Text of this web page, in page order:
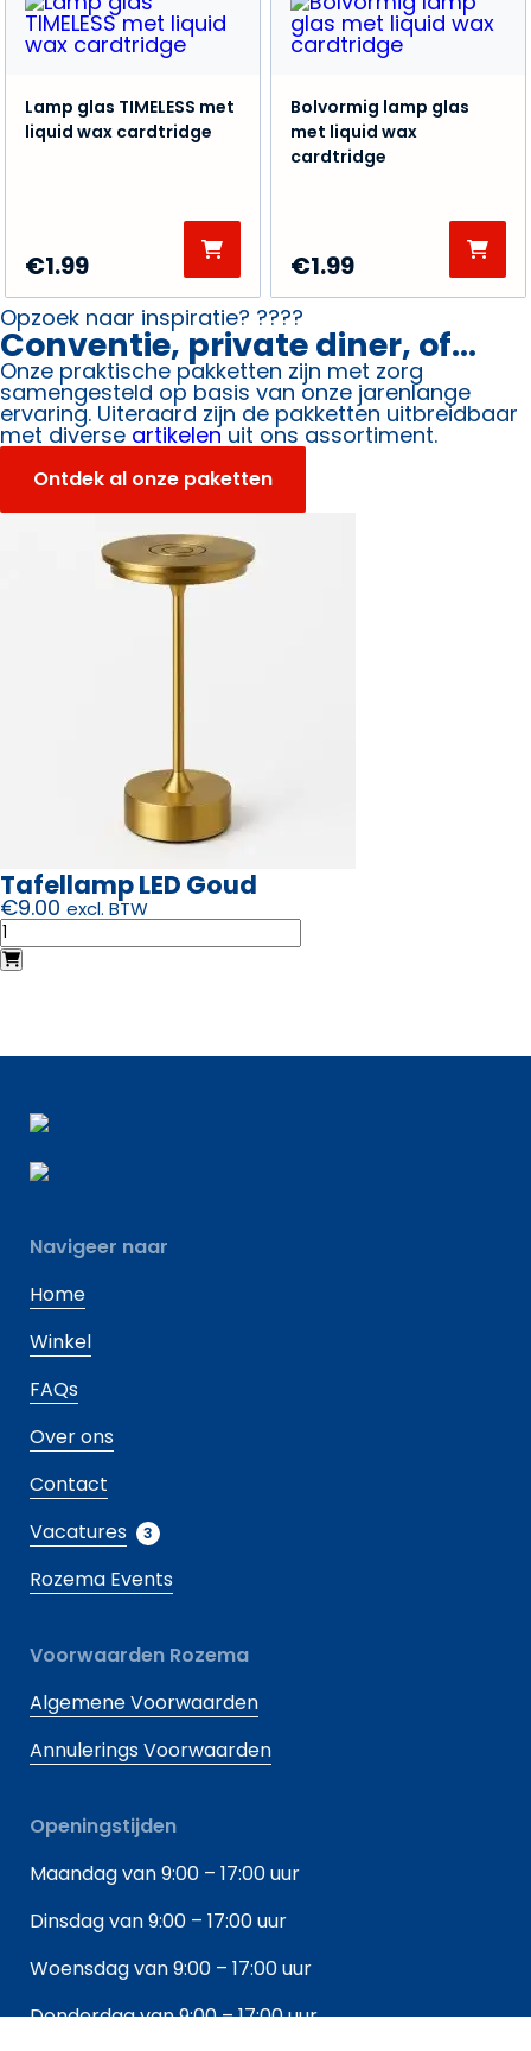
Lamp glas TIMELESS met
liquid wax cardtridge
€1.99
Bolvormig lamp glas
met liquid wax
cardtridge
€1.99
Opzoek naar inspiratie? ????
Conventie, private diner, of...
Onze praktische pakketten zijn met zorg
samengesteld op basis van onze jarenlange
ervaring. Uiteraard zijn de pakketten uitbreidbaar
met diverse artikelen uit ons assortiment.
Ontdek al onze paketten
Tafellamp LED Goud
€9.00 excl. BTW
Navigeer naar
Home
Winkel
FAQs
Over ons
Contact
Vacatures
3
Rozema Events
Voorwaarden Rozema
Algemene Voorwaarden
Annulerings Voorwaarden
Openingstijden
Maandag van 9:00 – 17:00 uur
Dinsdag van 9:00 – 17:00 uur
Woensdag van 9:00 – 17:00 uur
Donderdag van 9:00 – 17:00 uur